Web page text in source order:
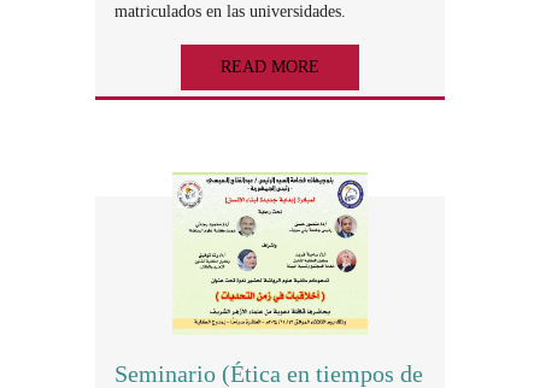
matriculados en las universidades.
READ MORE
Seminario (Ética en tiempos de